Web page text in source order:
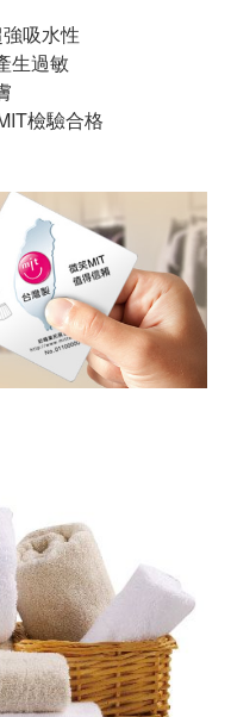
吸水性
生過敏
檢驗合格